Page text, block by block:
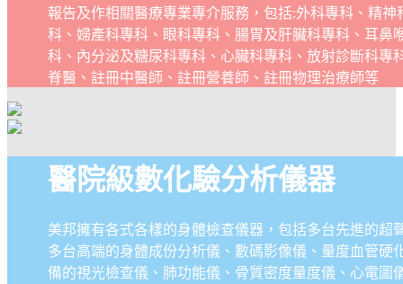
報告及作相關醫療專業專介服務，包括:外科專科、精神
科、婦產科專科、眼科專科、腸胃及肝臟科專科、耳鼻
科、內分泌及糖尿科專科、心臟科專科、放射診斷科專
脊醫、註冊中醫師、註冊營養師、註冊物理治療師等
醫院級數化驗分析儀器
美邦擁有各式各樣的身體檢查儀器，包括多台先進的超
多台高端的身體成份分析儀、數碼影像儀、量度血管硬
備的視光檢查儀、肺功能儀、骨質密度量度儀、心電圖